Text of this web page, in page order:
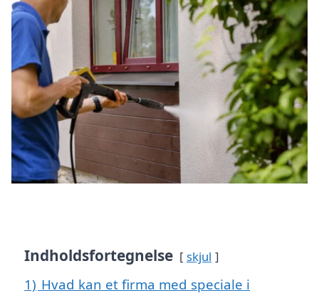
Indholdsfortegnelse skjul
1) Hvad kan et firma med speciale i